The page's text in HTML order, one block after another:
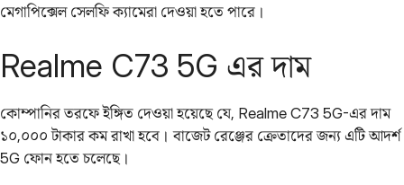
মেগাপিক্সেল সেলফি ক্যামেরা দেওয়া হতে পারে।
Realme C73 5G এর দাম
কোম্পানির তরফে ইঙ্গিত দেওয়া হয়েছে যে, Realme C73 5G-এর দাম
১০,০০০ টাকার কম রাখা হবে। বাজেট রেঞ্জের ক্রেতাদের জন্য এটি আদর্শ
5G ফোন হতে চলেছে।